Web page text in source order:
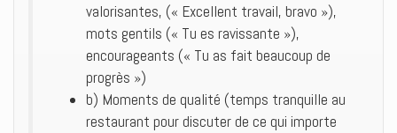
valorisantes, (« Excellent travail, bravo »),
mots gentils (« Tu es ravissante »),
encourageants (« Tu as fait beaucoup de
progrès »)
b) Moments de qualité (temps tranquille au
restaurant pour discuter de ce qui importe